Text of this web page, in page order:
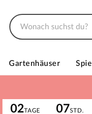
Gartenhäuser
02TAGE 07STD.